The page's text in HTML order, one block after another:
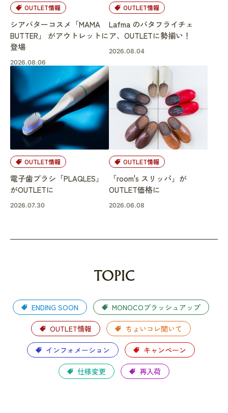
OUTLET情報
シアバターコスメ「MAMA
BUTTER」 がアウトレットに
登場
2026.08.06
OUTLET情報
Lafma のバタフライチェ
ア、OUTLETに勢揃い！
2026.08.04
OUTLET情報
電子歯ブラシ「PLAQLES」
がOUTLETに
2026.07.30
OUTLET情報
「room's スリッパ」が
OUTLET価格に
2026.06.08
TOPIC
ENDING SOON MONOCOブラッシュアップ
OUTLET情報 ちょいコレ聞いて
インフォメーション キャンペーン
仕様変更 再入荷